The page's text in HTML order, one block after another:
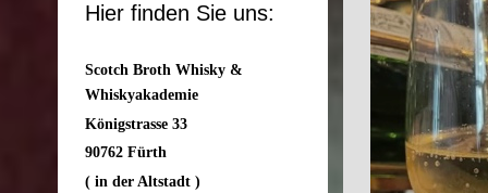
Hier finden Sie uns:
Scotch Broth Whisky &
Whiskyakademie
Königstrasse 33
90762 Fürth
( in der Altstadt )